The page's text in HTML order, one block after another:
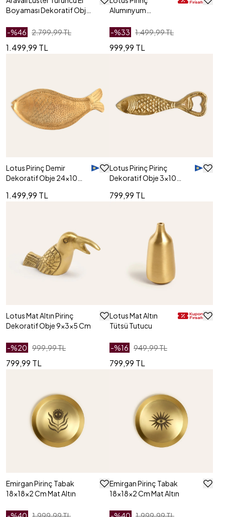
Boyaması Dekoratif Obje
-%46 2.799,99 TL
1.499,99 TL
Alumınyum
15x15x3 Cm
-%33 1.499,99 TL
999,99 TL
Lotus Pirinç Demir
Dekoratif Obje 24x10
1.499,99 TL
Lotus Pirinç Pirinç
Dekoratif Obje 3x10
799,99 TL
Lotus Mat Altın Pirinç
Dekoratif Obje 9x3x5 Cm
-%20 999,99 TL
799,99 TL
Lotus Mat Altın
Tütsü Tutucu
-%16 949,99 TL
799,99 TL
Emirgan Pirinç Tabak
18x18x2 Cm Mat Altın
Emirgan Pirinç Tabak
18x18x2 Cm Mat Altın